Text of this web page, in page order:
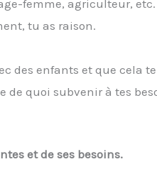
femme, agriculteur,
tu as raison.
des enfants et que cela
quoi subvenir à tes
et de ses besoins.